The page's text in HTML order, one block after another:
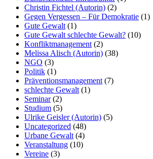
Christin Fichtel (Autorin) (2)
Gegen Vergessen – Für Demokratie (1)
Gute Gewalt (1)
Gute Gewalt schlechte Gewalt? (10)
Konfliktmanagement (2)
Melissa Alisch (Autorin) (38)
NGO (3)
Politik (1)
Präventionsmanagement (7)
schlechte Gewalt (1)
Seminar(2)
Studium (5)
Ulrike Geisler (Autorin) (5)
Uncategorized (48)
Urbane Gewalt (4)
Veranstaltung (10)
Vereine (3)